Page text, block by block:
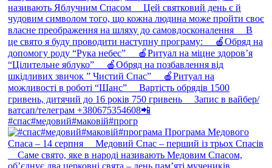
#спас#медовий#маковій#прогр